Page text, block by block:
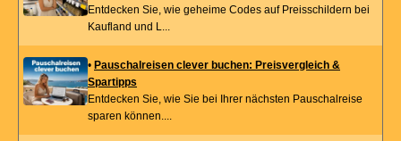
Entdecken Sie, wie geheime Codes auf Preisschildern bei
Kaufland und L...
• Pauschalreisen clever buchen: Preisvergleich &
Spartipps
Entdecken Sie, wie Sie bei Ihrer nächsten Pauschalreise
sparen können....